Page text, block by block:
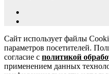
Сайт использует файлы
параметров посетителей.
согласие с политикой
применением данных